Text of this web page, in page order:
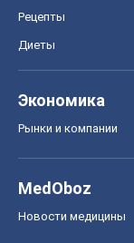
Рецепты
Диеты
Экономика
Рынки и компании
MedOboz
Новости медицины